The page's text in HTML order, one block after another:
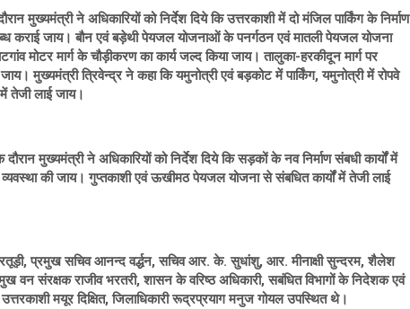
मुख्यमंत्री ने अधिकारियों को निर्देश दिये कि उत्तरकाशी में दो मंजिल पार्किंग के निर्माण
कराई जाय। बौन एवं बड़ेथी पेयजल योजनाओं के पनर्गठन एवं मातली पेयजल योजना
मोटर मार्ग के चौड़ीकरण का कार्य जल्द किया जाय। तालुका-हरकीदून मार्ग पर
मुख्यमंत्री त्रिवेन्द्र ने कहा कि यमुनोत्री एवं बड़कोट में पार्किंग, यमुनोत्री में रोपवे
तेजी लाई जाय।
मुख्यमंत्री ने अधिकारियों को निर्देश दिये कि सड़कों के नव निर्माण संबधी कार्यों में
की जाय। गुप्तकाशी एवं ऊखीमठ पेयजल योजना से संबधित कार्यों में तेजी लाई
प्रमुख सचिव आनन्द वर्द्धन, सचिव आर. के. सुधांशु, आर. मीनाक्षी सुन्दरम, शैलेश
वन संरक्षक राजीव भरतरी, शासन के वरिष्ठ अधिकारी, सबंधित विभागों के निदेशक एवं
मयूर दिक्षित, जिलाधिकारी रूद्रप्रयाग मनुज गोयल उपस्थित थे।